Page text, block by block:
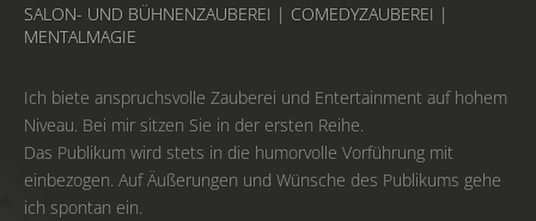
SALON- UND BÜHNENZAUBEREI | COMEDYZAUBEREI |
MENTALMAGIE
Ich biete anspruchsvolle Zauberei und Entertainment auf hohem
Niveau. Bei mir sitzen Sie in der ersten Reihe.
Das Publikum wird stets in die humorvolle Vorführung mit
einbezogen. Auf Äußerungen und Wünsche des Publikums gehe
ich spontan ein.